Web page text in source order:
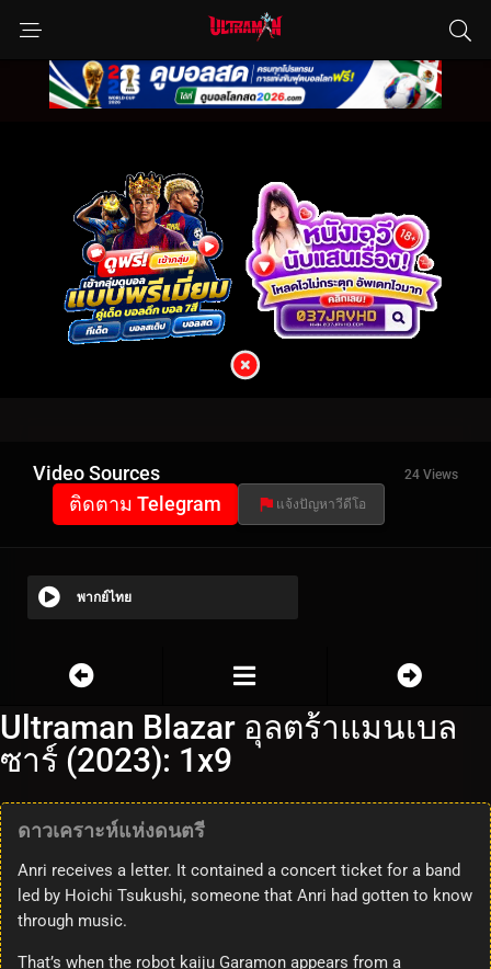
Video Sources 24 Views
ติดตาม Telegram แจ้งปัญหาวีดีโอ
พากย์ไทย
Ultraman Blazar อุลตร้าแมนเบล
ซาร์ (2023): 1x9
ดาวเคราะห์แห่งดนตรี
Anri receives a letter. It contained a concert ticket for a band
led by Hoichi Tsukushi, someone that Anri had gotten to know
through music.
That’s when the robot kaiju Garamon appears from a